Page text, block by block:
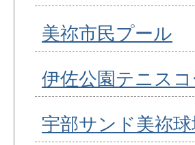
美祢市民プール
伊佐公園テニスコ
宇部サンド美祢